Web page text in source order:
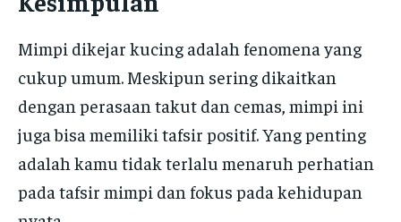
Mimpi dikejar kucing adalah fenomena yang
cukup umum. Meskipun sering dikaitkan
dengan perasaan takut dan cemas, mimpi ini
juga bisa memiliki tafsir positif. Yang penting
adalah kamu tidak terlalu menaruh perhatian
pada tafsir mimpi dan fokus pada kehidupan